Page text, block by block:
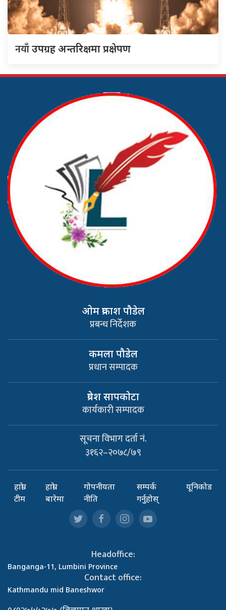
नयाँउपग्रह अन्तरिक्षमा प्रक्षेपण
ओम प्रकाश पौडेल
प्रबन्ध निर्देशक
कमला पौडेल
प्रधान सम्पादक
प्रवेश सापकाेटा
कार्यकारी सम्पादक
सूचना विभाग दर्ता नं.
३१६२–२०७८/७९
हाम्रो
टीम
हाम्रो
बारेमा
गोपनीयता
नीति
सम्पर्क
गर्नुहोस्
यूनिकोड
Headoffice:
Banganga-11, Lumbini Province
Contact office:
Kathmandu mid Baneshwor